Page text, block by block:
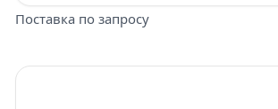
Поставка по запросу